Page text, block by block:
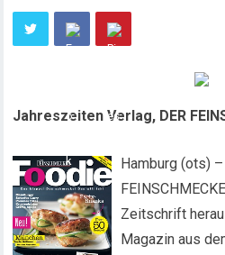
Jahreszeiten Verlag, DER
Hamburg (ots)
Zeitschrift
Magazin aus